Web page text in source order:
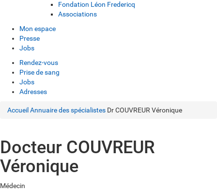
Fondation Léon Fredericq
Associations
Mon espace
Presse
Jobs
Rendez-vous
Prise de sang
Jobs
Adresses
Accueil Annuaire des spécialistes Dr COUVREUR Véronique
Docteur COUVREUR
Véronique
Médecin